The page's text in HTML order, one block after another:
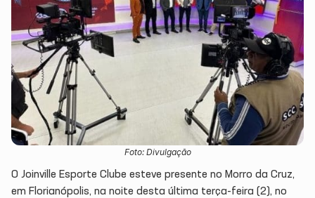
Foto: Divulgação
O Joinville Esporte Clube esteve presente no Morro da Cruz,
em Florianópolis, na noite desta última terça-feira (2), no